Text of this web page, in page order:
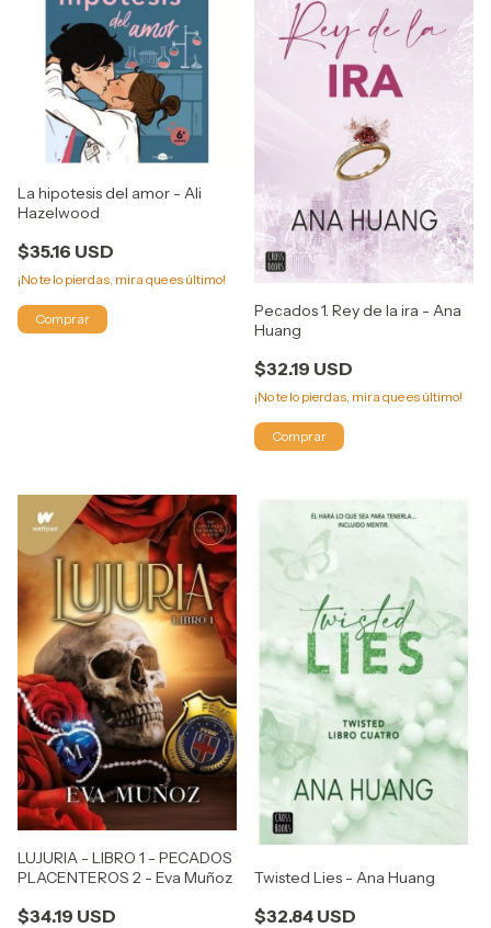
La hipotesis del amor - Ali
Hazelwood
$35.16 USD
¡No te lo pierdas, mira que es último!
Pecados 1. Rey de la ira - Ana
Huang
$32.19 USD
¡No te lo pierdas, mira que es último!
LUJURIA - LIBRO 1 - PECADOS
PLACENTEROS 2 - Eva Muñoz
$34.19 USD
Twisted Lies - Ana Huang
$32.84 USD